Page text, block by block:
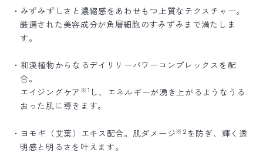
・みずみずしさと濃縮感をあわせもつ上質なテクスチャー。
厳選された美容成分が角層細胞のすみずみまで満たしま
す。
・和漢植物からなるデイリリーパワーコンプレックスを配
合。
エイジングケア ※1 し、エネルギーが湧き上がるようなうる
おった肌に導きます。
・ヨモギ（艾葉）エキス配合。肌ダメージ※2 を防ぎ、輝く透
明感と明るさを叶えます。